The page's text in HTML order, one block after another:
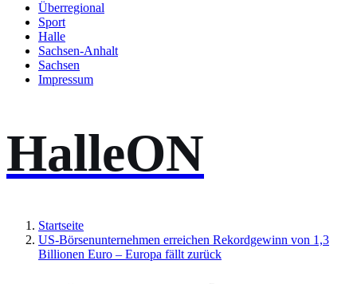
Überregional
Sport
Halle
Sachsen-Anhalt
Sachsen
Impressum
HalleON
Startseite
US-Börsenunternehmen erreichen Rekordgewinn von 1,3
Billionen Euro – Europa fällt zurück